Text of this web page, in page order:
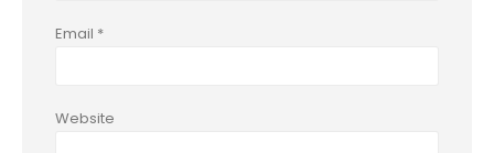
Email *
Website